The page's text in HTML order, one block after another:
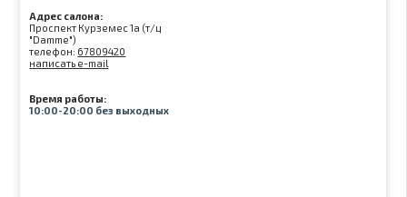
Адрес салона:
Проспект Курземес 1а (т/ц
"Damme")
телефон: 67809420
написать e-mail
Время работы:
10:00-20:00 без выходных